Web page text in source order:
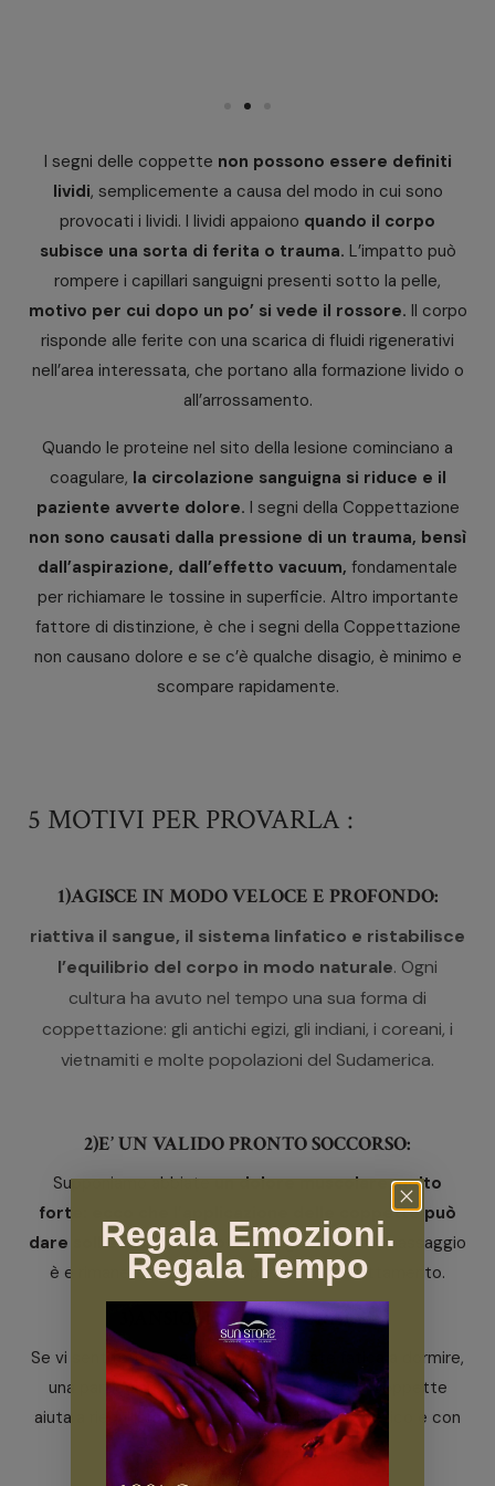
I segni delle coppette non possono essere definiti
lividi, semplicemente a causa del modo in cui sono
provocati i lividi. I lividi appaiono quando il corpo
subisce una sorta di ferita o trauma. L’impatto può
rompere i capillari sanguigni presenti sotto la pelle,
motivo per cui dopo un po’ si vede il rossore. Il corpo
risponde alle ferite con una scarica di fluidi rigenerativi
nell’area interessata, che portano alla formazione livido o
all’arrossamento.
Quando le proteine nel sito della lesione cominciano a
coagulare, la circolazione sanguigna si riduce e il
paziente avverte dolore. I segni della Coppettazione
non sono causati dalla pressione di un trauma, bensì
dall’aspirazione, dall’effetto vacuum, fondamentale
per richiamare le tossine in superficie. Altro importante
fattore di distinzione, è che i segni della Coppettazione
non causano dolore e se c’è qualche disagio, è minimo e
scompare rapidamente.
5 MOTIVI PER PROVARLA :
1)AGISCE IN MODO VELOCE E PROFONDO:
riattiva il sangue, il sistema linfatico e ristabilisce
l’equilibrio del corpo in modo naturale. Ogni
cultura ha avuto nel tempo una sua forma di
coppettazione: gli antichi egizi, gli indiani, i coreani, i
vietnamiti e molte popolazioni del Sudamerica.
2)E’ UN VALIDO PRONTO SOCCORSO:
Supponiamo abbiateun dolore muscolare molto
forte: ecco che l’applicazione delle coppette può
dare sollievo in tempi brevi.Logicamente il massaggio
è e rimane il perfetto complemento al trattamento.
3)ANSIOLITICO NATURALE:
Se vi sentite tesi, nervosi, ansiosi o fate fatica a dormire,
una particolare stimolazione attraverso le coppette
aiuta a riequilibrare il flusso sanguigno, energetico e con
esso lo Shen, il nostro spirito.
Regala Emozioni.
Regala Tempo